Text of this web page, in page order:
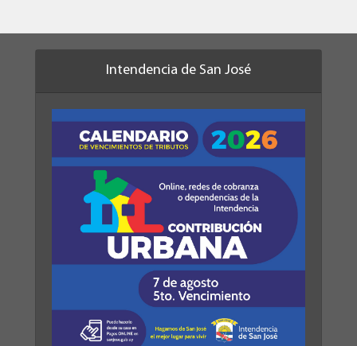
Intendencia de San José